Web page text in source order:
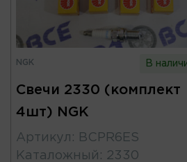
NGK В
Свечи 2330 (комплект
4шт) NGK
Артикул :
BCPR6ES
Каталожный : 2330